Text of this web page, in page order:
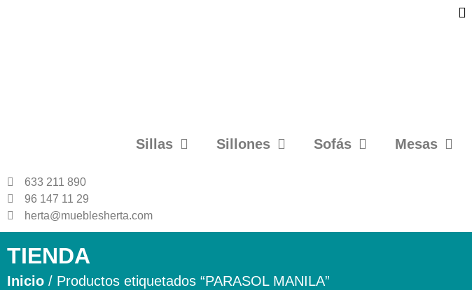
Sillas Sillones Sofás Mesas
633 211 890
96 147 11 29
herta@mueblesherta.com
TIENDA
Inicio / Productos etiquetados “PARASOL MANILA”